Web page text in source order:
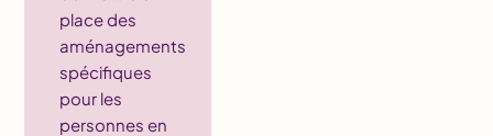
place des
aménagements
spécifiques
pour les
personnes en